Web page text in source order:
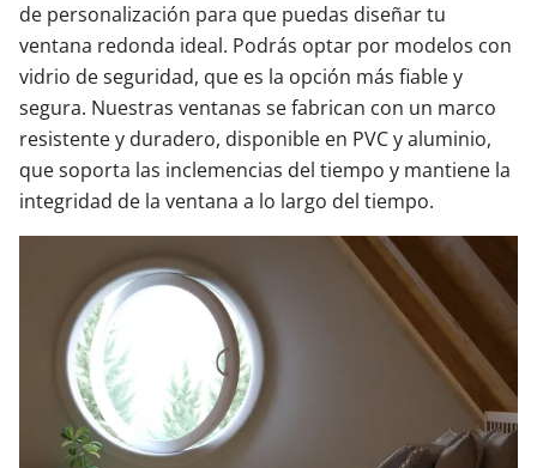
de personalización para que puedas diseñar tu
ventana redonda ideal. Podrás optar por modelos con
vidrio de seguridad, que es la opción más fiable y
segura. Nuestras ventanas se fabrican con un marco
resistente y duradero, disponible en PVC y aluminio,
que soporta las inclemencias del tiempo y mantiene la
integridad de la ventana a lo largo del tiempo.